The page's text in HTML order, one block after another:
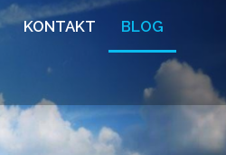
KONTAKT BLOG